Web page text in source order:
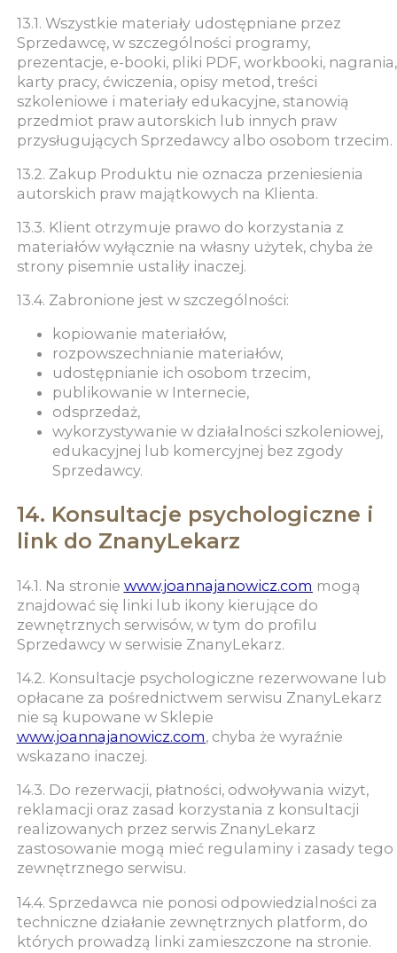
13.1. Wszystkie materiały udostępniane przez
Sprzedawcę, w szczególności programy,
prezentacje, e-booki, pliki PDF, workbooki, nagrania,
karty pracy, ćwiczenia, opisy metod, treści
szkoleniowe i materiały edukacyjne, stanowią
przedmiot praw autorskich lub innych praw
przysługujących Sprzedawcy albo osobom trzecim.
13.2. Zakup Produktu nie oznacza przeniesienia
autorskich praw majątkowych na Klienta.
13.3. Klient otrzymuje prawo do korzystania z
materiałów wyłącznie na własny użytek, chyba że
strony pisemnie ustaliły inaczej.
13.4. Zabronione jest w szczególności:
kopiowanie materiałów,
rozpowszechnianie materiałów,
udostępnianie ich osobom trzecim,
publikowanie w Internecie,
odsprzedaż,
wykorzystywanie w działalności szkoleniowej,
edukacyjnej lub komercyjnej bez zgody
Sprzedawcy.
14. Konsultacje psychologiczne i
link do ZnanyLekarz
14.1. Na stronie www.joannajanowicz.com mogą
znajdować się linki lub ikony kierujące do
zewnętrznych serwisów, w tym do profilu
Sprzedawcy w serwisie ZnanyLekarz.
14.2. Konsultacje psychologiczne rezerwowane lub
opłacane za pośrednictwem serwisu ZnanyLekarz
nie są kupowane w Sklepie
www.joannajanowicz.com, chyba że wyraźnie
wskazano inaczej.
14.3. Do rezerwacji, płatności, odwoływania wizyt,
reklamacji oraz zasad korzystania z konsultacji
realizowanych przez serwis ZnanyLekarz
zastosowanie mogą mieć regulaminy i zasady tego
zewnętrznego serwisu.
14.4. Sprzedawca nie ponosi odpowiedzialności za
techniczne działanie zewnętrznych platform, do
których prowadzą linki zamieszczone na stronie.